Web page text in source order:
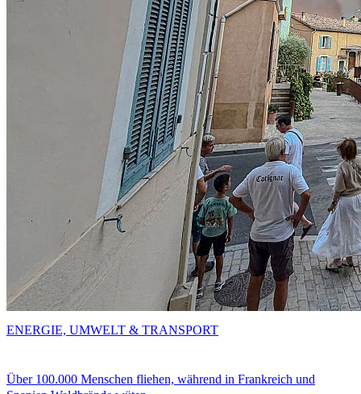
Über 100.000 Menschen fliehen, während in Frankreich und
ENERGIE, UMWELT & TRANSPORT